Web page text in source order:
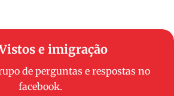
Vistos e imigração
de perguntas e respostas no
facebook.